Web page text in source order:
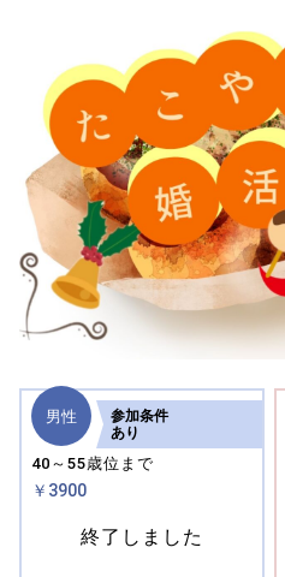
男性
40～55歳位まで
￥3900
参加条件
あり
終了しました